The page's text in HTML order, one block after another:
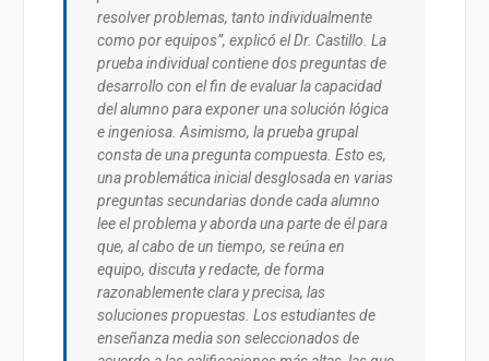
resolver problemas, tanto individualmente
como por equipos”, explicó el Dr. Castillo. La
prueba individual contiene dos preguntas de
desarrollo con el fin de evaluar la capacidad
del alumno para exponer una solución lógica
e ingeniosa. Asimismo, la prueba grupal
consta de una pregunta compuesta. Esto es,
una problemática inicial desglosada en varias
preguntas secundarias donde cada alumno
lee el problema y aborda una parte de él para
que, al cabo de un tiempo, se reúna en
equipo, discuta y redacte, de forma
razonablemente clara y precisa, las
soluciones propuestas. Los estudiantes de
enseñanza media son seleccionados de